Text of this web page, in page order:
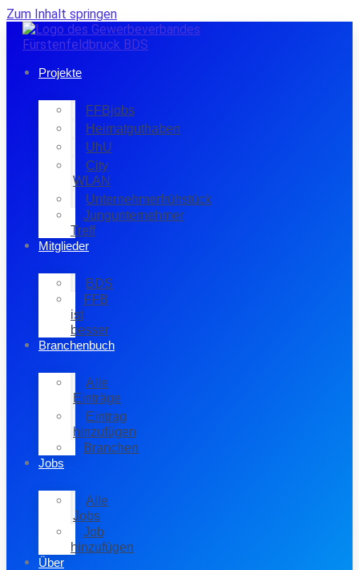
Zum Inhalt springen
Projekte
FFBjobs
Heimatguthaben
UhU
City
WLAN
Unternehmerfrühstück
Jungunternehmer
Treff
Mitglieder
BDS
FFB
ist
besser
Branchenbuch
Alle
Einträge
Eintrag
hinzufügen
Branchen
Jobs
Alle
Jobs
Job
hinzufügen
Über